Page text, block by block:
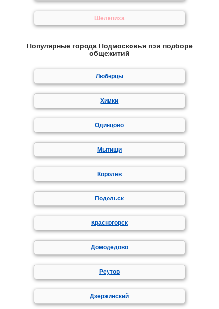
Шелепиха
Популярные города Подмосковья при подборе
общежитий
Люберцы
Химки
Одинцово
Мытищи
Королев
Подольск
Красногорск
Домодедово
Реутов
Дзержинский